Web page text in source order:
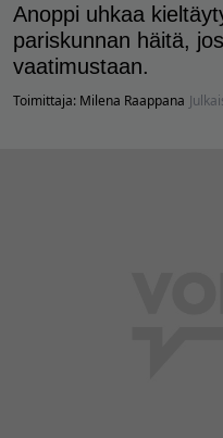
Anoppi uhkaa
pariskunnan häitä,
vaatimustaan.
Toimittaja: Milena Raappana